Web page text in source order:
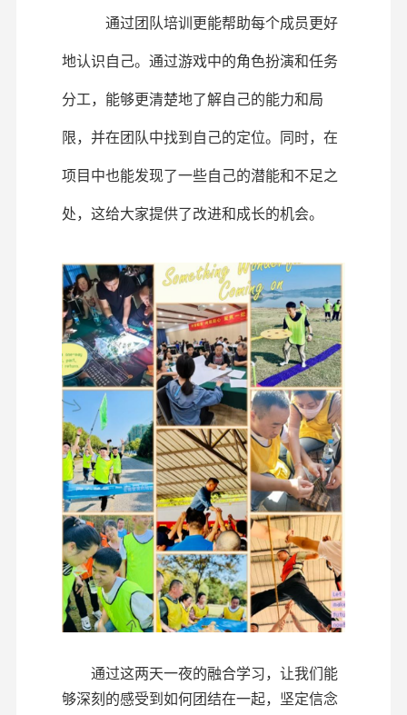
通过团队培训更能帮助每个成员更好
地认识自己。通过游戏中的角色扮演和任务
分工，能够更清楚地了解自己的能力和局
限，并在团队中找到自己的定位。同时，在
项目中也能发现了一些自己的潜能和不足之
处，这给大家提供了改进和成长的机会。
通过这两天一夜的融合学习，让我们能
够深刻的感受到如何团结在一起，坚定信念